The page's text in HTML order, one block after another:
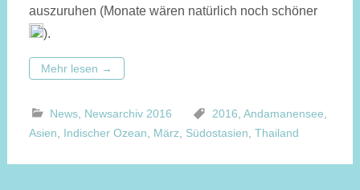
auszuruhen (Monate wären natürlich noch schöner
).
Mehr lesen →
News, Newsarchiv 2016 2016, Andamanensee,
Asien, Indischer Ozean, März, Südostasien, Thailand